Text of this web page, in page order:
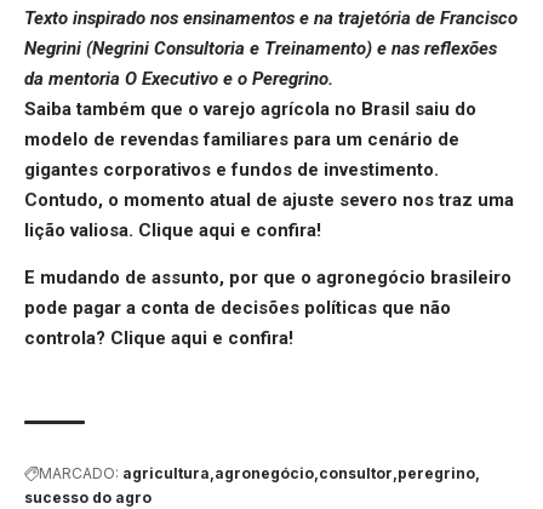
Texto inspirado nos ensinamentos e na trajetória de Francisco
Negrini (Negrini Consultoria e Treinamento) e nas reflexões
da mentoria O Executivo e o Peregrino.
Saiba também que o varejo agrícola no Brasil saiu do
modelo de revendas familiares para um cenário de
gigantes corporativos e fundos de investimento.
Contudo, o momento atual de ajuste severo nos traz uma
lição valiosa. Clique aqui e confira!
E mudando de assunto, por que o agronegócio brasileiro
pode pagar a conta de decisões políticas que não
controla? Clique aqui e confira!
MARCADO: agricultura agronegócio consultor peregrino
sucesso do agro